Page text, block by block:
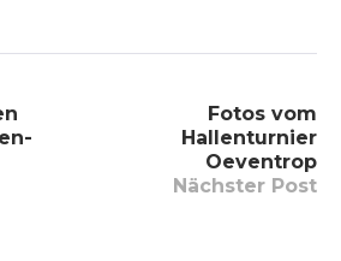
Fotos vom
Hallenturnier
Oeventrop
Nächster Post